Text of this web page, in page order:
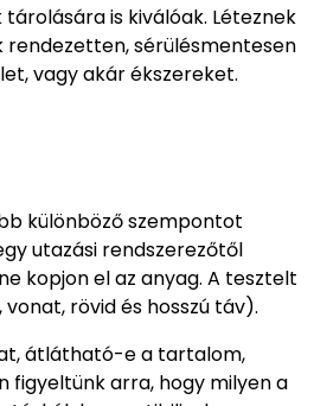
is kiválóak. Léteznek
sérülésmentesen
vagy akár ékszereket.
különböző szempontot
utazási rendszerezőtől
kopjon el az anyag. A tesztelt
rövid és hosszú táv).
átlátható-e a tartalom,
figyeltünk arra, hogy milyen a